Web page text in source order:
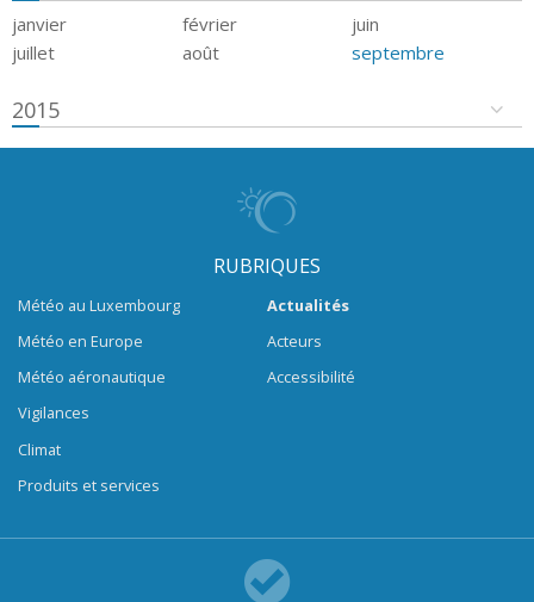
janvier février
juin
juillet
août septembre
2015
RUBRIQUES
Météo au Luxembourg
Météo en Europe
Météo aéronautique
Vigilances
Climat
Produits et services
Actualités
Acteurs
Accessibilité